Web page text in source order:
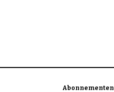
Abonnementen